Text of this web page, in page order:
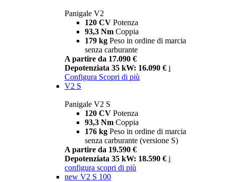
Panigale V2
120 CV Potenza
93,3 Nm Coppia
179 kg Peso in ordine di marcia
senza carburante
A partire da 17.090 €
Depotenziata 35 kW: 16.090 € i
Configura Scopri di più
V2 S
Panigale V2 S
120 CV Potenza
93,3 Nm Coppia
176 kg Peso in ordine di marcia
senza carburante (versione S)
A partire da 19.590 €
Depotenziata 35 kW: 18.590 € i
configura scopri di più
new V2 S 100